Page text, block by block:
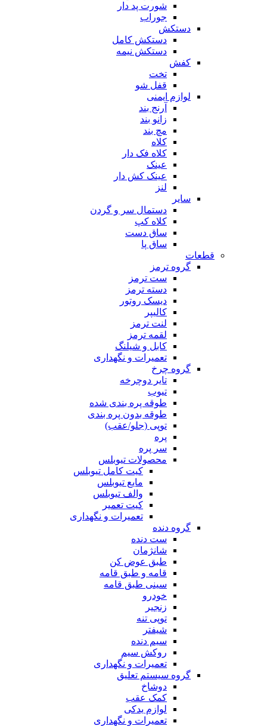
شورت پد دار
جوراب
دستکش
دستکش کامل
دستکش نیمه
کفش
تخت
قفل شو
لوازم ایمنی
آرنج بند
زانو بند
مچ بند
کلاه
کلاه فک دار
عینک
عینک کش دار
لنز
سایر
دستمال سر و گردن
کلاه کپ
ساق دست
ساق پا
قطعات
گروه ترمز
ست ترمز
دسته ترمز
دیسک روتور
کالیپر
لنت ترمز
لقمه ترمز
کابل و شیلنگ
تعمیرات و نگهداری
گروه چرخ
تایر دوچرخه
تیوب
طوقه پره بندی شده
طوقه بدون پره بندی
توپی (جلو/عقب)
پره
سر پره
محصولات تیوبلس
کیت کامل تیوبلس
مایع تیوبلس
والف تیوبلس
کیت تعمیر
تعمیرات و نگهداری
گروه دنده
ست دنده
شانژمان
طبق عوض کن
قامه و طبق قامه
سینی طبق قامه
خودرو
زنجیر
توپی تنه
شیفتر
سیم دنده
روکش سیم
تعمیرات و نگهداری
گروه سیستم تعلیق
دوشاخ
کمک عقب
لوازم یدکی
تعمیرات و نگهداری